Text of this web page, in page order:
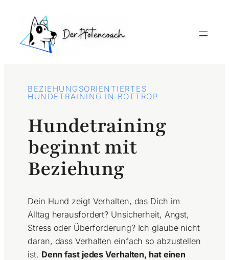
BEZIEHUNGSORIENTIERTES
HUNDETRAINING IN BOTTROP
Hundetraining
beginnt mit
Beziehung
Dein Hund zeigt Verhalten, das Dich im
Alltag herausfordert? Unsicherheit, Angst,
Stress oder Überforderung? Ich glaube nicht
daran, dass Verhalten einfach so abzustellen
ist. Denn fast jedes Verhalten, hat einen